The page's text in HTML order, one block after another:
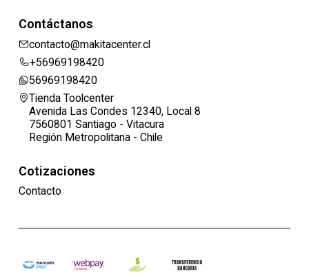
Contáctanos
contacto@makitacenter.cl
+56969198420
56969198420
Tienda Toolcenter
Avenida Las Condes 12340, Local 8
7560801 Santiago - Vitacura
Región Metropolitana - Chile
Cotizaciones
Contacto